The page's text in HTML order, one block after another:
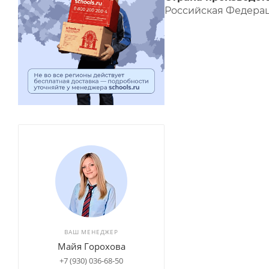
Российская
ВАШ МЕНЕДЖЕР
Майя Горохова
+7 (930) 036-68-50